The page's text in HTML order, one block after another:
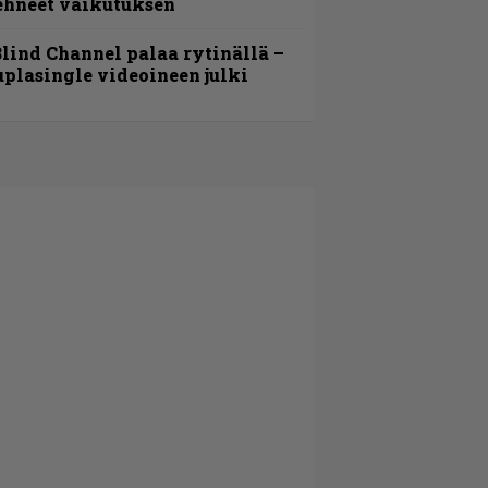
Channel palaa rytinällä –
videoineen julki